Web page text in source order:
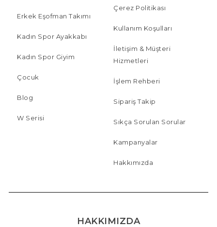
Erkek Eşofman Takımı
Kadın Spor Ayakkabı
Kadın Spor Giyim
Çocuk
Blog
W Serisi
Çerez Politikası
Kullanım Koşulları
İletişim & Müşteri
Hizmetleri
İşlem Rehberi
Sipariş Takip
Sıkça Sorulan Sorular
Kampanyalar
Hakkımızda
HAKKIMIZDA